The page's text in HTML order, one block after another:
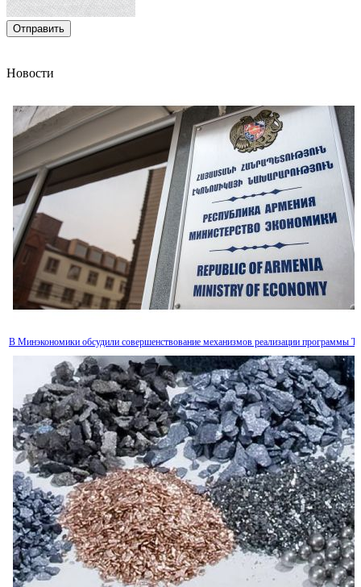
Прибыль страховых компаний Армении замедляется в росте из-за приближающихся к
стагнации премий
В Армении приступят к классификации гостиниц с присвоением звезд
Новости
В Минэкономики обсудили совершенствование механизмов реализации программы